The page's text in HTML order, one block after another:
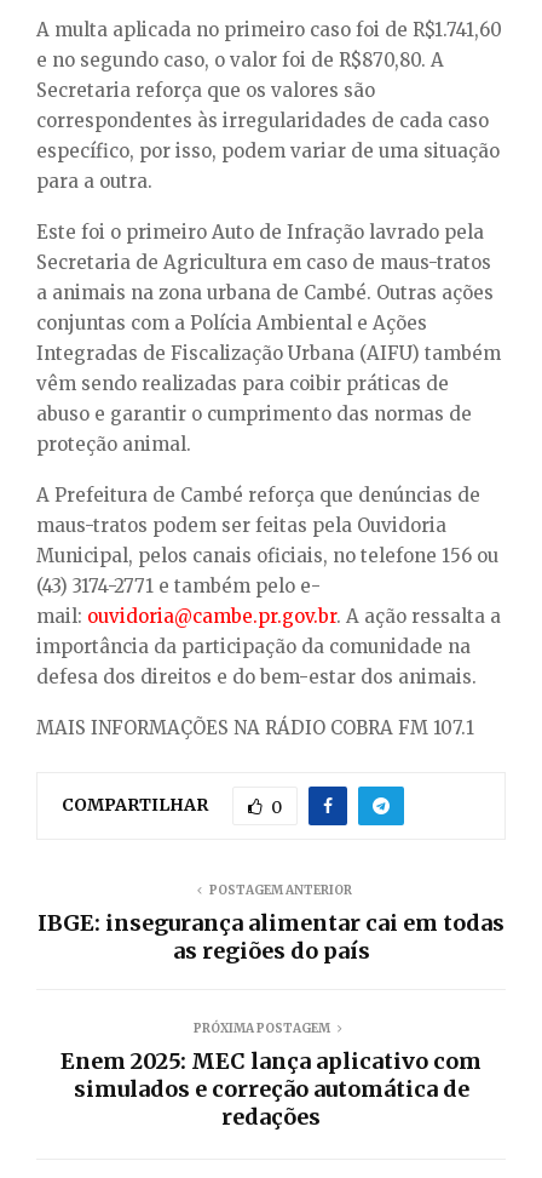
A multa aplicada no primeiro caso foi de R$1.741,60
e no segundo caso, o valor foi de R$870,80. A
Secretaria reforça que os valores são
correspondentes às irregularidades de cada caso
específico, por isso, podem variar de uma situação
para a outra.
Este foi o primeiro Auto de Infração lavrado pela
Secretaria de Agricultura em caso de maus-tratos
a animais na zona urbana de Cambé. Outras ações
conjuntas com a Polícia Ambiental e Ações
Integradas de Fiscalização Urbana (AIFU) também
vêm sendo realizadas para coibir práticas de
abuso e garantir o cumprimento das normas de
proteção animal.
A Prefeitura de Cambé reforça que denúncias de
maus-tratos podem ser feitas pela Ouvidoria
Municipal, pelos canais oficiais, no telefone 156 ou
(43) 3174-2771 e também pelo e-
mail: ouvidoria@cambe.pr.gov.br. A ação ressalta a
importância da participação da comunidade na
defesa dos direitos e do bem-estar dos animais.
MAIS INFORMAÇÕES NA RÁDIO COBRA FM 107.1
COMPARTILHAR 0
POSTAGEM ANTERIOR
IBGE: insegurança alimentar cai em todas
as regiões do país
PRÓXIMA POSTAGEM
Enem 2025: MEC lança aplicativo com
simulados e correção automática de
redações